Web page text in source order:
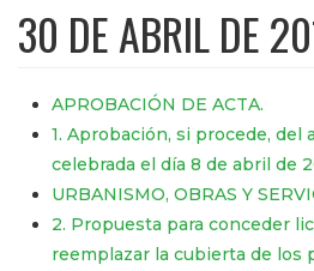
30 DE ABRIL DE
APROBACIÓN DE ACTA.
1. Aprobación, si procede, del
celebrada el día 8 de abril de
URBANISMO, OBRAS Y
2. Propuesta para conceder
reemplazar la cubierta de los